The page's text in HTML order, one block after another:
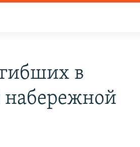
в
набережной